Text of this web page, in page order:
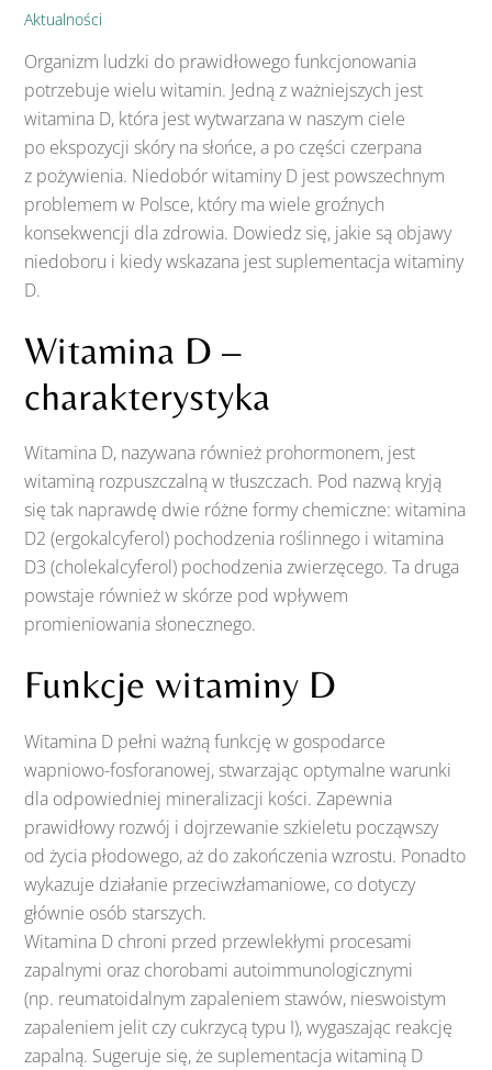
Aktualności
Organizm ludzki do prawidłowego funkcjonowania
potrzebuje wielu witamin. Jedną z ważniejszych jest
witamina D, która jest wytwarzana w naszym ciele
po ekspozycji skóry na słońce, a po części czerpana
z pożywienia. Niedobór witaminy D jest powszechnym
problemem w Polsce, który ma wiele groźnych
konsekwencji dla zdrowia. Dowiedz się, jakie są objawy
niedoboru i kiedy wskazana jest suplementacja witaminy
D.
Witamina D –
charakterystyka
Witamina D, nazywana również prohormonem, jest
witaminą rozpuszczalną w tłuszczach. Pod nazwą kryją
się tak naprawdę dwie różne formy chemiczne: witamina
D2 (ergokalcyferol) pochodzenia roślinnego i witamina
D3 (cholekalcyferol) pochodzenia zwierzęcego. Ta druga
powstaje również w skórze pod wpływem
promieniowania słonecznego.
Funkcje witaminy D
Witamina D pełni ważną funkcję w gospodarce
wapniowo-fosforanowej, stwarzając optymalne warunki
dla odpowiedniej mineralizacji kości. Zapewnia
prawidłowy rozwój i dojrzewanie szkieletu począwszy
od życia płodowego, aż do zakończenia wzrostu. Ponadto
wykazuje działanie przeciwzłamaniowe, co dotyczy
głównie osób starszych.
Witamina D chroni przed przewlekłymi procesami
zapalnymi oraz chorobami autoimmunologicznymi
(np. reumatoidalnym zapaleniem stawów, nieswoistym
zapaleniem jelit czy cukrzycą typu I), wygaszając reakcję
zapalną. Sugeruje się, że suplementacja witaminą D